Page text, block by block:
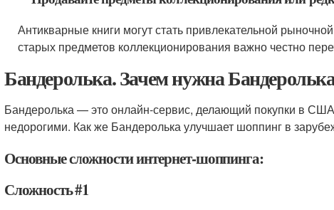
Антикварные книги могут стать привлекательной
старых предметов коллекционирования важно честно
Бандеролька. Зачем нужна
Бандеролька — это онлайн-сервис, делающий покупки в
недорогими. Как же Бандеролька улучшает шоппинг в
Основные сложности интернет-шоппинга:
Сложность #1